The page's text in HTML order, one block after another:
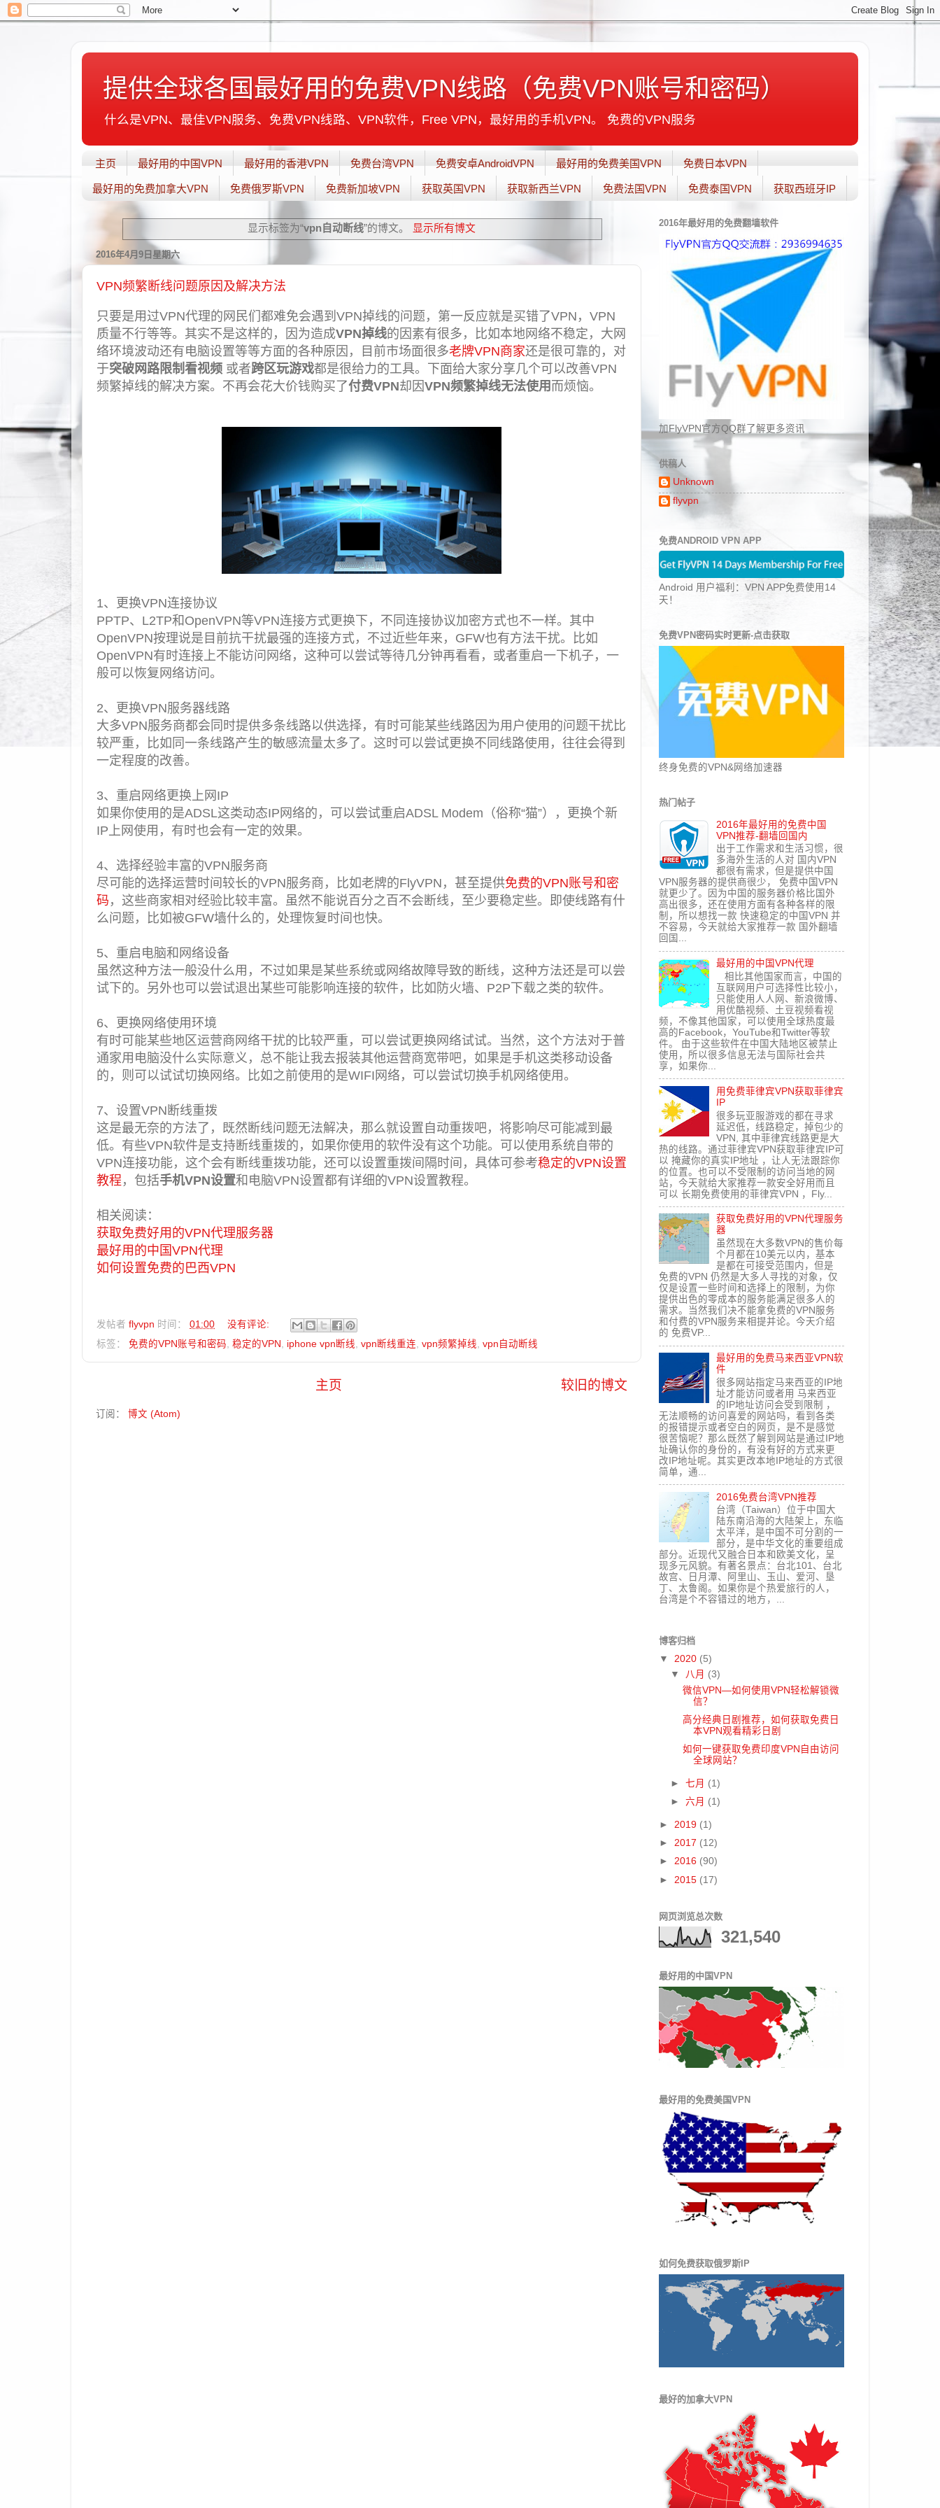
提供全球各国最好用的免费VPN线路（免费VPN账号和密码）
什么是VPN、最佳VPN服务、免费VPN线路、VPN软件，Free VPN，最好用的手机VPN。 免费的VPN服务
主页 最好用的中国VPN 最好用的香港VPN 免费台湾VPN 免费安卓AndroidVPN 最好用的免费美国VPN 免费日本VPN
最好用的免费加拿大VPN 免费俄罗斯VPN 免费新加坡VPN 获取英国VPN 获取新西兰VPN 免费法国VPN 免费泰国VPN 获取西班牙IP
显示标签为“vpn自动断线”的博文。 显示所有博文
2016年4月9日星期六
VPN频繁断线问题原因及解决方法
只要是用过VPN代理的网民们都难免会遇到VPN掉线的问题，第一反应就是买错了VPN，VPN
质量不行等等。其实不是这样的，因为造成VPN掉线的因素有很多，比如本地网络不稳定，大网
络环境波动还有电脑设置等等方面的各种原因，目前市场面很多老牌VPN商家还是很可靠的，对
于突破网路限制看视频 或者跨区玩游戏都是很给力的工具。下面给大家分享几个可以改善VPN
频繁掉线的解决方案。不再会花大价钱购买了付费VPN却因VPN频繁掉线无法使用 而烦恼。
1、更换VPN连接协议
PPTP、L2TP和OpenVPN等VPN连接方式更换下，不同连接协议加密方式也不一样。其中
OpenVPN按理说是目前抗干扰最强的连接方式，不过近些年来，GFW也有方法干扰。比如
OpenVPN有时连接上不能访问网络，这种可以尝试等待几分钟再看看，或者重启一下机子，一
般可以恢复网络访问。
2、更换VPN服务器线路
大多VPN服务商都会同时提供多条线路以供选择，有时可能某些线路因为用户使用的问题干扰比
较严重，比如同一条线路产生的敏感流量太多了。这时可以尝试更换不同线路使用，往往会得到
一定程度的改善。
3、重启网络更换上网IP
如果你使用的是ADSL这类动态IP网络的，可以尝试重启ADSL Modem（俗称“猫”），更换个新
IP上网使用，有时也会有一定的效果。
4、选择经验丰富的VPN服务商
尽可能的选择运营时间较长的VPN服务商，比如老牌的FlyVPN，甚至提供免费的VPN账号和密
码 ，这些商家相对经验比较丰富。虽然不能说百分之百不会断线，至少要稳定些。即使线路有什
么问题，比如被GFW墙什么的，处理恢复时间也快。
5、重启电脑和网络设备
虽然这种方法一般没什么用，不过如果是某些系统或网络故障导致的断线，这种方法还是可以尝
试下的。另外也可以尝试退出某些可能影响连接的软件，比如防火墙、P2P下载之类的软件。
6、更换网络使用环境
有时可能某些地区运营商网络干扰的比较严重，可以尝试更换网络试试。当然，这个方法对于普
通家用电脑没什么实际意义，总不能让我去报装其他运营商宽带吧，如果是手机这类移动设备
的，则可以试试切换网络。比如之前使用的是WIFI网络，可以尝试切换手机网络使用。
7、设置VPN断线重拨
这是最无奈的方法了，既然断线问题无法解决，那么就设置自动重拨吧，将影响尽可能减到最
低。有些VPN软件是支持断线重拨的，如果你使用的软件没有这个功能。可以使用系统自带的
VPN连接功能，这个会有断线重拨功能，还可以设置重拨间隔时间，具体可参考稳定的VPN设置
教程 ，包括手机VPN设置和电脑VPN设置都有详细的VPN设置教程。
相关阅读：
获取免费好用的VPN代理服务器
最好用的中国VPN代理
如何设置免费的巴西VPN
发帖者 flyvpn 时间： 01:00
没有评论:
标签： 免费的VPN账号和密码 稳定的VPN iphone vpn断线 vpn断线重连 vpn频繁掉线 vpn自动断线
较旧的博文
主页
订阅： 博文 (Atom)
2016年最好用的免费翻墙软件
加FlyVPN官方QQ群了解更多资讯
供稿人
Unknown
flyvpn
免费ANDROID VPN APP
Android 用户福利：VPN APP免费使用14
天！
免费VPN密码实时更新-点击获取
终身免费的VPN&网络加速器
热门帖子
2016年最好用的免费中国
VPN推荐-翻墙回国内
出于工作需求和生活习惯，很
多海外生活的人对 国内VPN
都很有需求，但是提供中国
VPN服务器的提供商很少， 免费中国VPN
就更少了。因为中国的服务器价格比国外
高出很多，还在使用方面有各种各样的限
制，所以想找一款 快速稳定的中国VPN 并
不容易，今天就给大家推荐一款 国外翻墙
回国...
最好用的中国VPN代理
相比其他国家而言，中国的
互联网用户可选择性比较小，
只能使用人人网、新浪微博、
用优酷视频、土豆视频看视
频，不像其他国家，可以使用全球热度最
高的Facebook，YouTube和Twitter等软
件。 由于这些软件在中国大陆地区被禁止
使用，所以很多信息无法与国际社会共
享，如果你...
用免费菲律宾VPN获取菲律宾
IP
很多玩亚服游戏的都在寻求
延迟低，线路稳定，掉包少的
VPN, 其中菲律宾线路更是大
热的线路。通过菲律宾VPN获取菲律宾IP可
以 掩藏你的真实IP地址 ，让人无法跟踪你
的位置。也可以不受限制的访问当地的网
站，今天就给大家推荐一款安全好用而且
可以 长期免费使用的菲律宾VPN ，Fly...
获取免费好用的VPN代理服务
器
虽然现在大多数VPN的售价每
个月都在10美元以内，基本
是都在可接受范围内，但是
免费的VPN 仍然是大多人寻找的对象，仅
仅是设置一些时间和选择上的限制，为你
提供出色的零成本的服务能满足很多人的
需求。当然我们决不能拿免费的VPN服务
和付费的VPN服务来相提并论。今天介绍
的 免费VP...
最好用的免费马来西亚VPN软
件
很多网站指定马来西亚的IP地
址才能访问或者用 马来西亚
的IP地址访问会受到限制 ，
无法顺畅的访问喜爱的网站吗，看到各类
的报错提示或者空白的网页，是不是感觉
很苦恼呢？那么既然了解到网站是通过IP地
址确认你的身份的，有没有好的方式来更
改IP地址呢。其实更改本地IP地址的方式很
简单，通...
2016免费台湾VPN推荐
台湾（Taiwan）位于中国大
陆东南沿海的大陆架上，东临
太平洋，是中国不可分割的一
部分，是中华文化的重要组成
部分。近现代又融合日本和欧美文化，呈
现多元风貌。有著名景点：台北101、台北
故宫、日月潭、阿里山、玉山、爱河、垦
丁、太鲁阁。如果你是个热爱旅行的人，
台湾是个不容错过的地方，...
博客归档
▼ 2020 (5)
▼ 八月 (3)
微信VPN—如何使用VPN轻松解锁微
信？
高分经典日剧推荐，如何获取免费日
本VPN观看精彩日剧
如何一键获取免费印度VPN自由访问
全球网站？
►七月 (1)
►六月 (1)
► 2019 (1)
► 2017 (12)
► 2016 (90)
► 2015 (17)
网页浏览总次数
321,540
最好用的中国VPN
最好用的免费美国VPN
如何免费获取俄罗斯IP
最好的加拿大VPN